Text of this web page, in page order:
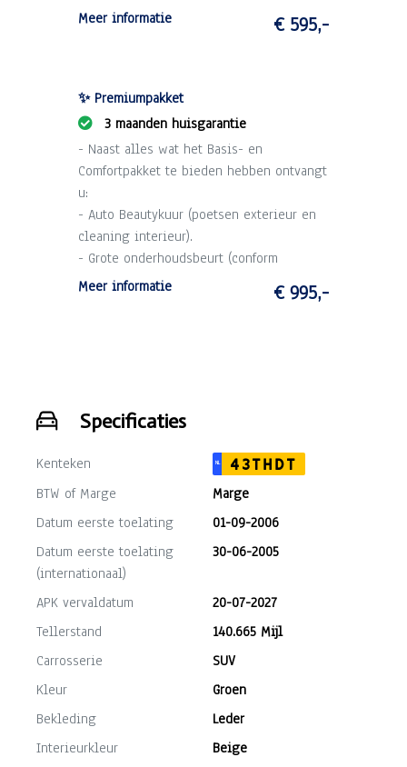
kosten.
- 1 maand garantie op draaiende delen
Meer informatie € 595,-
✨ Premiumpakket
3 maanden huisgarantie
- Naast alles wat het Basis- en
Comfortpakket te bieden hebben ontvangt
u:
- Auto Beautykuur (poetsen exterieur en
cleaning interieur).
- Grote onderhoudsbeurt (conform
schema).
- 3 maanden garantie op draaiende delen
Meer informatie € 995,-
Specificaties
Kenteken NL
43THDT
BTW of Marge
Marge
Datum eerste toelating
01-09-2006
Datum eerste toelating
(internationaal)
30-06-2005
APK vervaldatum
20-07-2027
Tellerstand
140.665 Mijl
Carrosserie
SUV
Kleur
Groen
Bekleding
Leder
Interieurkleur
Beige